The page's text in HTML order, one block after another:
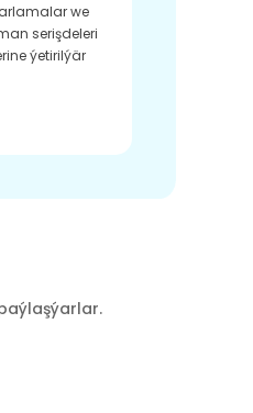
we
serişdeleri
ýetirilýär